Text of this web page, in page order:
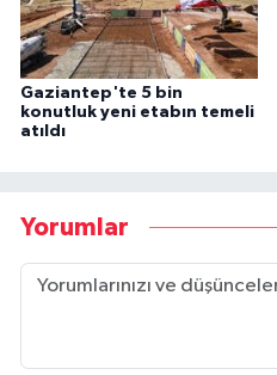
Gaziantep'te 5 bin
konutluk yeni etabın temeli
atıldı
Yorumlar